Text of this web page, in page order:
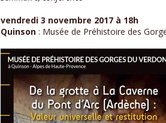
vendredi 3 novembre 2017 à 18h
Quinson : Musée de Préhistoire des